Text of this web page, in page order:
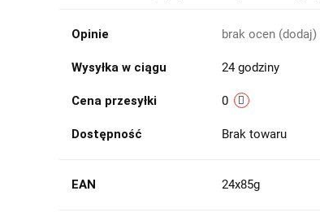
Opinie brak ocen (dodaj)
Wysyłka w ciągu 24 godziny
Cena przesyłki 0
Dostępność Brak towaru
EAN 24x85g